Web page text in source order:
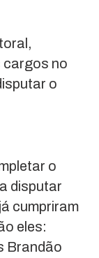
cargos no
o
o
disputar
cumpriram
eles:
Brandão